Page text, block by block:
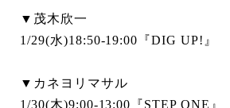
▼茂木欣一
1/29(水)18:50-19:00『DIG UP!』
▼カネヨリマサル
1/30(木)9:00-13:00『STEP ONE』